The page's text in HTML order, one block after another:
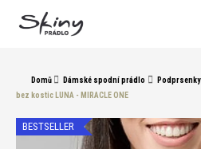
Domů Dámské spodní prádlo Podprsenky
bez kostic LUNA - MIRACLE ONE
BESTSELLER
Zpět
Zpět
C
o
p